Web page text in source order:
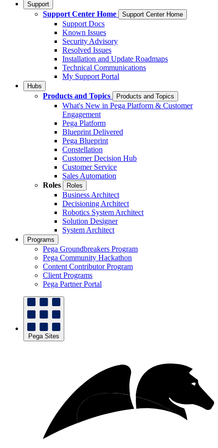
Support
Support Center Home Support Center Home
Support Docs
Known Issues
Security Advisory
Resolved Issues
Installation and Update Roadmaps
Technical Communications
My Support Portal
Hubs
Products and Topics Products and Topics
What's New in Pega Platform & Customer
Engagement
Pega Platform
Blueprint Delivered
Pega Blueprint
Constellation
Customer Decision Hub
Customer Service
Sales Automation
Roles
Roles
Business Architect
Decisioning Architect
Robotics System Architect
Solution Designer
System Architect
Programs
Pega Groundbreakers Program
Pega Community Hackathon
Content Contributor Program
Client Programs
Pega Partner Portal
Pega Sites